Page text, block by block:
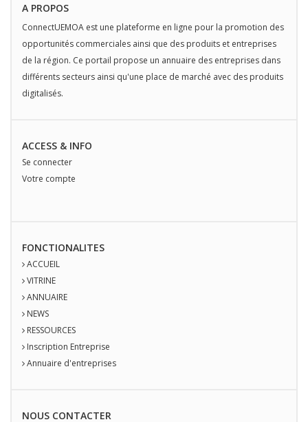
A PROPOS
ConnectUEMOA est une plateforme en ligne pour la promotion des
opportunités commerciales ainsi que des produits et entreprises
de la région. Ce portail propose un annuaire des entreprises dans
différents secteurs ainsi qu'une place de marché avec des produits
digitalisés.
ACCESS & INFO
Se connecter
Votre compte
FONCTIONALITES
ACCUEIL
VITRINE
ANNUAIRE
NEWS
RESSOURCES
Inscription Entreprise
Annuaire d'entreprises
NOUS CONTACTER